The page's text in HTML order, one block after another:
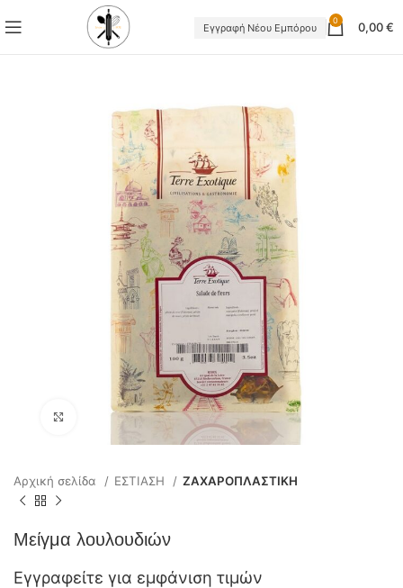
Εγγραφή Νέου Εμπόρου
0 0,00€
Click to enlarge
Αρχική σελίδα ΕΣΤΙΑΣΗ ΖΑΧΑΡΟΠΛΑΣΤΙΚΗ
Μείγμα λουλουδιών
Εγγραφείτε για εμφάνιση τιμών